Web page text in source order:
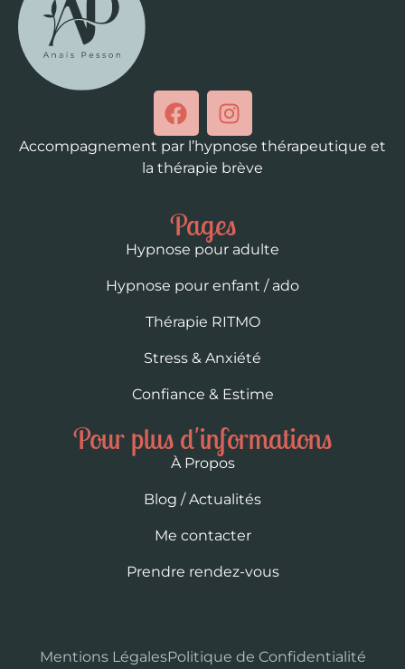
Accompagnement par l’hypnose thérapeutique et
la thérapie brève
Pages
Hypnose pour adulte
Hypnose pour enfant / ado
Thérapie RITMO
Stress & Anxiété
Confiance & Estime
Pour plus d'informations
À Propos
Blog / Actualités
Me contacter
Prendre rendez-vous
Mentions LégalesPolitique de Confidentialité